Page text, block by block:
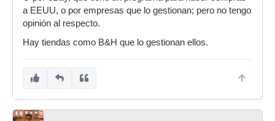
a EEUU, o por empresas que lo gestionan; pero no tengo
opinión al respecto.
Hay tiendas como B&H que lo gestionan ellos.